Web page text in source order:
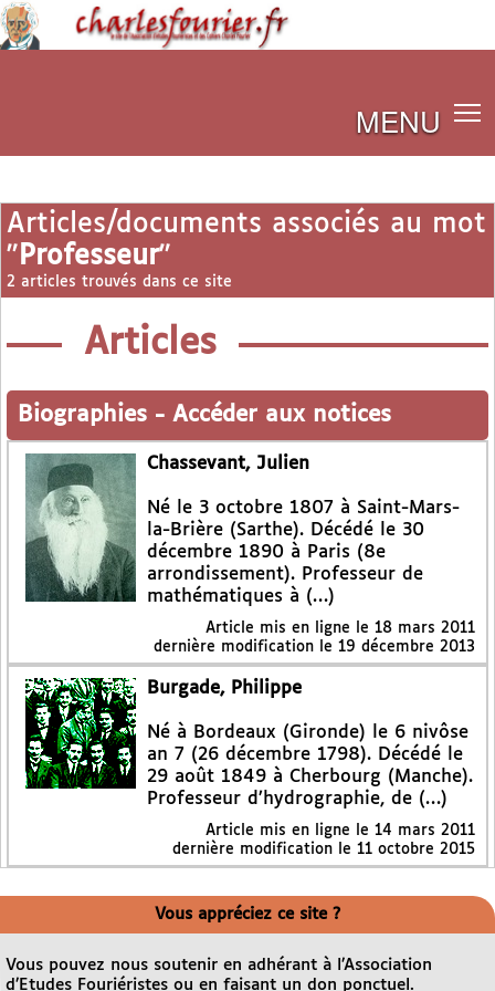
MENU
Articles/documents associés au mot
" Professeur"
2 articles trouvés dans ce site
Articles
Biographies - Accéder aux notices
Chassevant, Julien
Né le 3 octobre 1807 à Saint-Mars-
la-Brière (Sarthe). Décédé le 30
décembre 1890 à Paris (8e
arrondissement). Professeur de
mathématiques à (…)
Article mis en ligne le 18 mars 2011
dernière modification le 19 décembre 2013
Burgade, Philippe
Né à Bordeaux (Gironde) le 6 nivôse
an 7 (26 décembre 1798). Décédé le
29 août 1849 à Cherbourg (Manche).
Professeur d’hydrographie, de (…)
Article mis en ligne le 14 mars 2011
dernière modification le 11 octobre 2015
Vous appréciez ce site ?
Vous pouvez nous soutenir en adhérant à l’Association
d’Etudes Fouriéristes ou en faisant un don ponctuel.